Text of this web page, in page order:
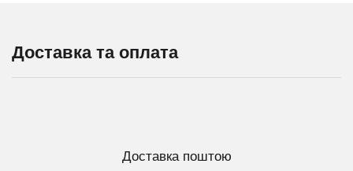
Доставка та оплата
Доставка поштою